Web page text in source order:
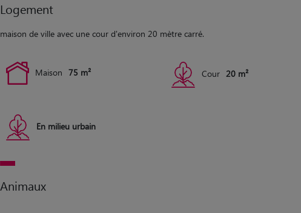
Logement
maison de ville avec une cour d'environ 20 mètre carré.
Maison 75 m² Cour 20 m²
En milieu urbain
Animaux